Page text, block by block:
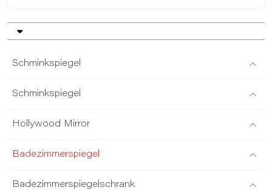
Schminkspiegel
Schminkspiegel
Hollywood Mirror
Badezimmerspiegel
Badezimmerspiegelschrank